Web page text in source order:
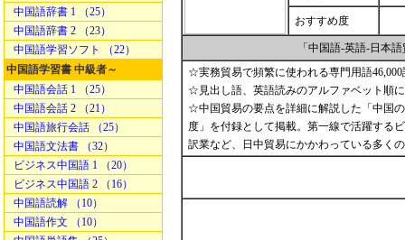
中国語辞書 1 （25）
中国語辞書 2 （23）
中国語学習ソフト （22）
中国語学習書 中級者～
中国語会話 1 （25）
中国語会話 2 （21）
中国語旅行会話 （25）
中国語文法書 （32）
ビジネス中国語 1 （20）
ビジネス中国語 2 （16）
中国語読解 （10）
中国語作文 （10）
おすすめ度
「中国語-英語-日本
☆実務貿易で頻繁に使われる専門用語
☆見出し語、英語読みのアルファベット順
☆中国貿易の要点を詳細に解説した「中国
度」を付録として掲載。第一線で活躍する
訳業など、日中貿易にかかわっている多く